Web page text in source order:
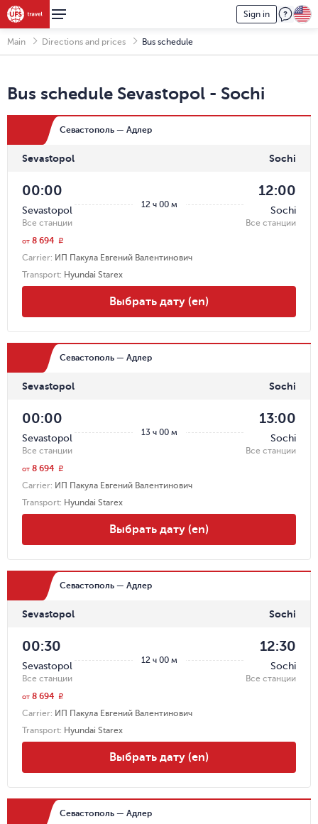
Sign in
Main Directions and prices Bus schedule
Bus schedule Sevastopol - Sochi
Севастополь — Адлер
Sevastopol Sochi
12 ч 00 м
00:00
Sevastopol
Все станции
12:00
Sochi
Все станции
Carrier: ИП Пакула Евгений Валентинович
Transport: Hyundai Starex
от 8 694 r
Выбрать дату (en)
Севастополь — Адлер
Sevastopol Sochi
13 ч 00 м
00:00
Sevastopol
Все станции
13:00
Sochi
Все станции
Carrier: ИП Пакула Евгений Валентинович
Transport: Hyundai Starex
от 8 694 r
Выбрать дату (en)
Севастополь — Адлер
Sevastopol Sochi
12 ч 00 м
00:30
Sevastopol
Все станции
12:30
Sochi
Все станции
Carrier: ИП Пакула Евгений Валентинович
Transport: Hyundai Starex
от 8 694 r
Выбрать дату (en)
Севастополь — Адлер